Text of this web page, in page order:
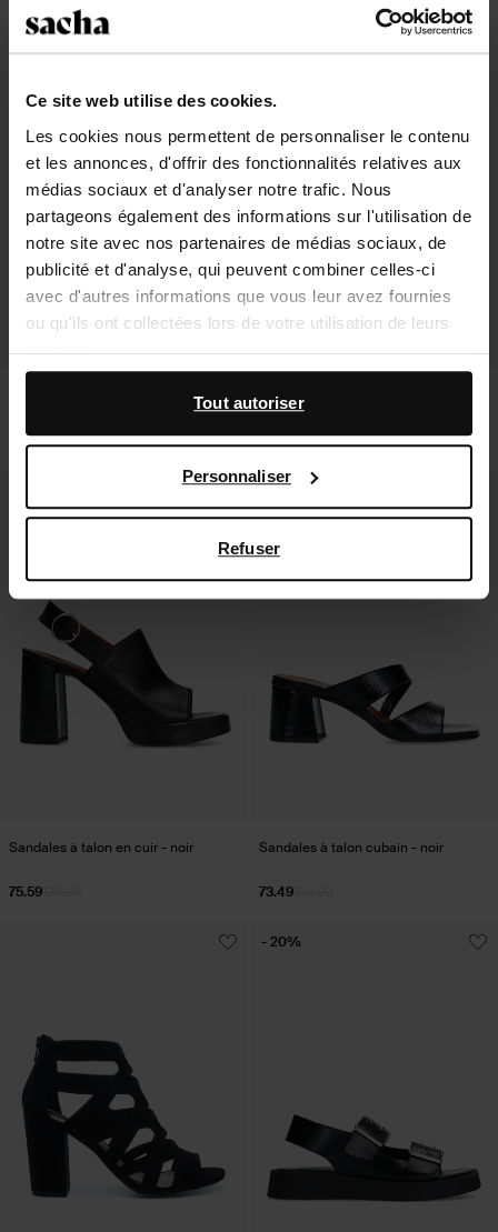
Ce site web utilise des cookies.
Les cookies nous permettent de personnaliser le contenu
et les annonces, d'offrir des fonctionnalités relatives aux
médias sociaux et d'analyser notre trafic. Nous
partageons également des informations sur l'utilisation de
notre site avec nos partenaires de médias sociaux, de
publicité et d'analyse, qui peuvent combiner celles-ci
avec d'autres informations que vous leur avez fournies
ou qu'ils ont collectées lors de votre utilisation de leurs
services.
En outre, nous travaillons avec Google à des fins de
publicité et de mesure. Vous pouvez en savoir plus sur la
page Sécurité et confidentialité des entreprises
de Google,
Tout autoriser
Personnaliser
Refuser
73.99
37.00
- 50%
Sandales en cuir - noir
115.99
81.19
Sandales à talon en cuir - noir
75.59
Sandales à talon cubain - noir
73.49
- 30%
- 20%